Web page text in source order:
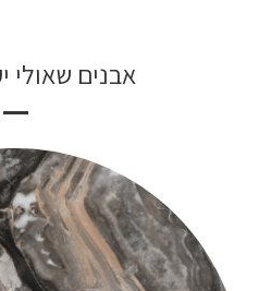
אבנים שאולי